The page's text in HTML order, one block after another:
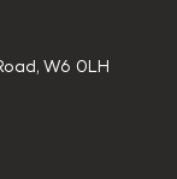
W6 0LH